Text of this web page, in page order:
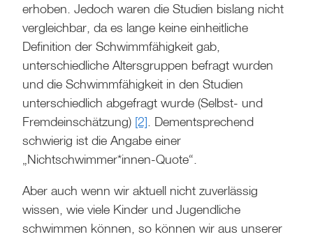
erhoben. Jedoch waren die Studien bislang nicht
vergleichbar, da es lange keine einheitliche
Definition der Schwimmfähigkeit gab,
unterschiedliche Altersgruppen befragt wurden
und die Schwimmfähigkeit in den Studien
unterschiedlich abgefragt wurde (Selbst- und
Fremdeinschätzung) [2] . Dementsprechend
schwierig ist die Angabe einer
„Nichtschwimmer*innen-Quote“.
Aber auch wenn wir aktuell nicht zuverlässig
wissen, wie viele Kinder und Jugendliche
schwimmen können, so können wir aus unserer